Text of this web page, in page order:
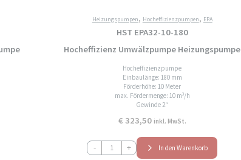
Heizungspumpen, Hocheffizienzpumpen, EPA
HST EPA32-10-180
Hocheffizienz Umwälzpumpe Heizungspumpe
Hocheffizienzpumpe
Einbaulänge: 180 mm
Förderhöhe: 10 Meter
max. Fördermenge: 10 m³/h
Gewinde 2“
€ 323,50 inkl. MwSt.
-
HST
EPA32-
+ In den Warenkorb